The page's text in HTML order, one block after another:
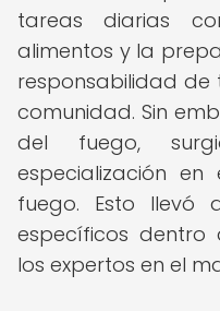
tareas diarias
alimentos y la
responsabilidad de
comunidad. Sin
del fuego,
especialización
fuego. Esto llevó
específicos
los expertos en el